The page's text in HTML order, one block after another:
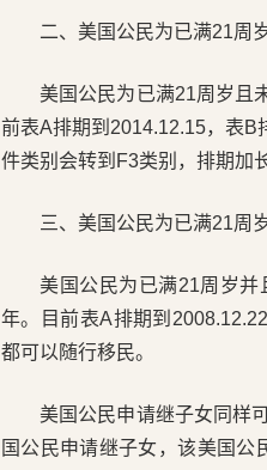
二、美国公民为已满21周
美国公民为已满21周岁且
前表A排期到2014.12.15，表B
件类别会转到F3类别，排期加
三、美国公民为已满21周
美国公民为已满21周岁
年。目前表A排期到
都可以随行移民。
美国公民申请继子女同样
国公民申请继子女，该美国